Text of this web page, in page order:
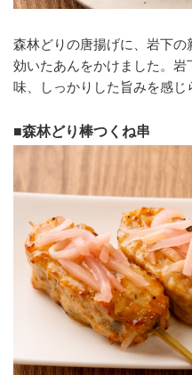
森林どりの唐揚げに、岩下
効いたあんをかけました。
味、しっかりした旨みを感じ
■森林どり棒つくね串